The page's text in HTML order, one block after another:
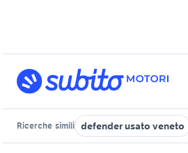
Ricerche simili defender usato veneto